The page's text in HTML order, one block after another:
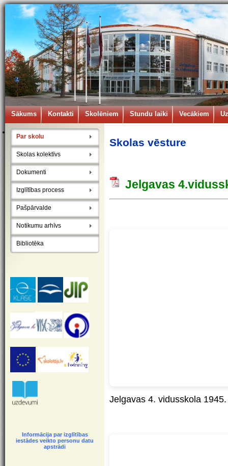
Sākums Kontakti Skolēniem Stundu laiki Vecākiem
Par skolu
Skolas kolektīvs
Dokumenti
Izglītības process
Pašpārvalde
Notikumu arhīvs
Bibliotēka
Informācija par izglītības
iestādes veikto personu datu
apstrādi
Skolas vēsture
Jelgavas
Jelgavas 4. vidusskola